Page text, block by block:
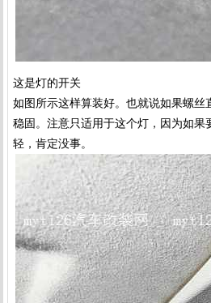
这是灯的开关
如图所示这样算装好。也就说如果螺
稳固。注意只适用于这个灯，因为如
轻，肯定没事。